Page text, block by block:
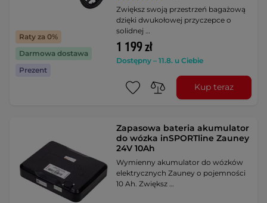
Raty za 0%
Darmowa dostawa
Prezent
Zwiększ swoją przestrzeń bagażową
dzięki dwukołowej przyczepce o
solidnej …
1 199 zł
Dostępny – 11.8. u Ciebie
Kup teraz
Zapasowa bateria akumulator
do wózka inSPORTline Zauney
24V 10Ah
Wymienny akumulator do wózków
elektrycznych Zauney o pojemności
10 Ah. Zwiększ …